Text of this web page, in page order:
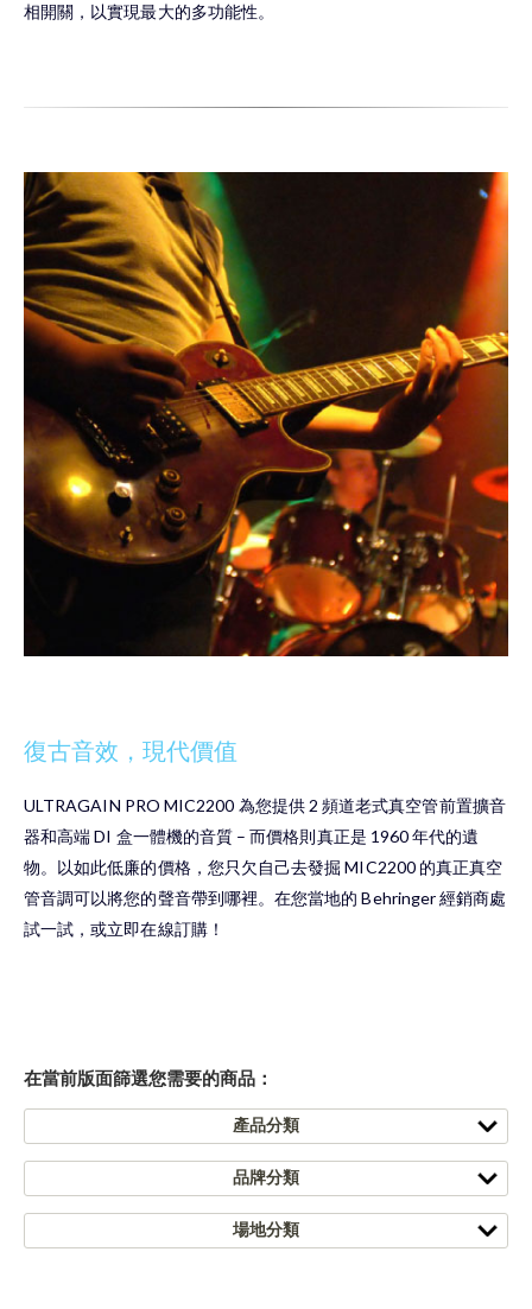
相開關，以實現最大的多功能性。
復古音效，現代價值
ULTRAGAIN PRO MIC2200 為您提供 2 頻道老式真空管前置擴音
器和高端 DI 盒一體機的音質 – 而價格則真正是 1960 年代的遺
物。以如此低廉的價格，您只欠自己去發掘 MIC2200 的真正真空
管音調可以將您的聲音帶到哪裡。在您當地的 Behringer 經銷商處
試一試，或立即在線訂購！
在當前版面篩選您需要的商品：
產品分類
品牌分類
場地分類